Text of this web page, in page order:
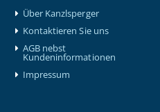
Über Kanzlsperger
Kontaktieren Sie uns
AGB nebst
Kundeninformationen
Impressum